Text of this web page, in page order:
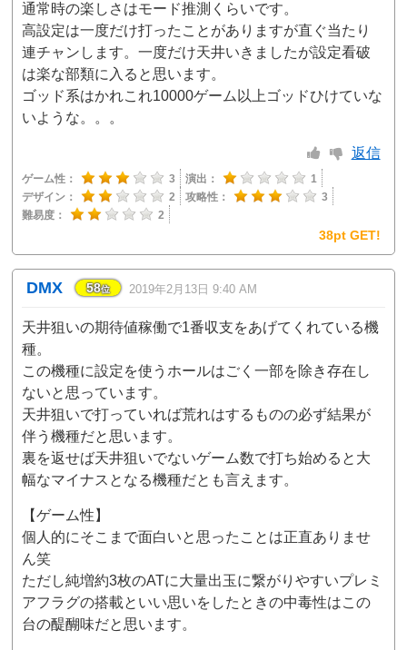
通常時の楽しさはモード推測くらいです。
高設定は一度だけ打ったことがありますが直ぐ当たり
連チャンします。一度だけ天井いきましたが設定看破
は楽な部類に入ると思います。
ゴッド系はかれこれ10000ゲーム以上ゴッドひけていな
いような。。。
返信
ゲーム性： 3 演出：
1
デザイン：
2 攻略性：
3
難易度：
2
38pt GET!
DMX 58位 2019年2月13日 9:40 AM
天井狙いの期待値稼働で1番収支をあげてくれている機
種。
この機種に設定を使うホールはごく一部を除き存在し
ないと思っています。
天井狙いで打っていれば荒れはするものの必ず結果が
伴う機種だと思います。
裏を返せば天井狙いでないゲーム数で打ち始めると大
幅なマイナスとなる機種だとも言えます。
【ゲーム性】
個人的にそこまで面白いと思ったことは正直ありませ
ん笑
ただし純増約3枚のATに大量出玉に繋がりやすいプレミ
アフラグの搭載といい思いをしたときの中毒性はこの
台の醍醐味だと思います。